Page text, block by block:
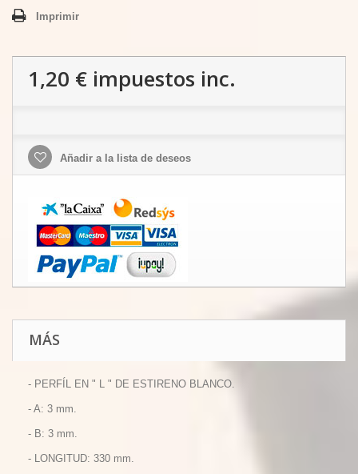
Imprimir
1,20 € impuestos inc.
Añadir a la lista de deseos
MÁS
- PERFÍL EN " L " DE ESTIRENO BLANCO.
- A: 3 mm.
- B: 3 mm.
- LONGITUD: 330 mm.